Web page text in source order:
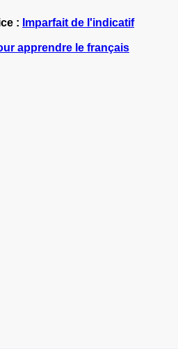
: Imparfait de l'indicatif
apprendre le français